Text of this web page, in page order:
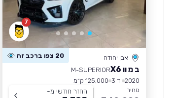
7
אבן יהודה 20 צפו ברכב זה
ב מ וו X6
M-SUPERIOR
2020 יד 3
125,000 ק״מ
מחיר
החזר חודשי מ-